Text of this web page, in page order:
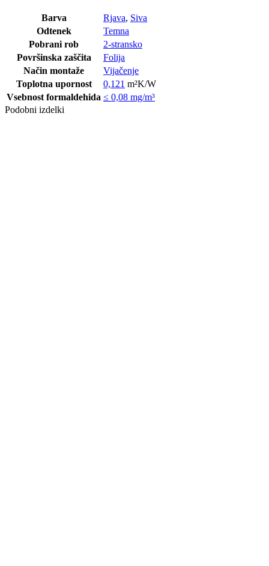
Barva Rjava, Siva
Odtenek
Temna
Pobrani rob
2-stransko
Površinska zaščita
Folija
Način montaže
Vijačenje
Toplotna upornost
0,121 m²K/W
Vsebnost formaldehida ≤ 0,08 mg/m³
Podobni izdelki